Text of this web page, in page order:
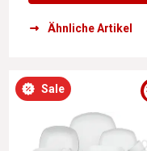
Ähnliche Artikel
Sale